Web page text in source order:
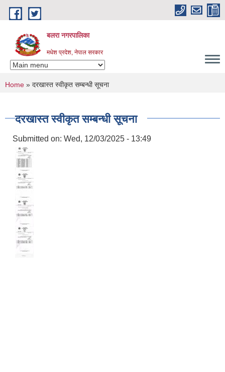
Skip to main content
बलरा नगरपालिका
मधेश प्रदेश, नेपाल सरकार
You are here
Home » दरखास्त स्वीकृत सम्बन्धी सूचना
दरखास्त स्वीकृत सम्बन्धी सूचना
Submitted on: Wed, 12/03/2025 - 13:49